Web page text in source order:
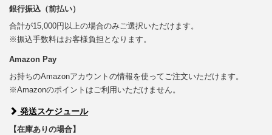
銀行振込（前払い）
合計が15,000円以上の場合のみご選択いただけます。
※振込手数料はお客様負担となります。
Amazon Pay
お持ちのAmazonアカウントの情報を使ってご注文いただけます。
※Amazonのポイントはご利用いただけません。
発送スケジュール
【在庫ありの場合】